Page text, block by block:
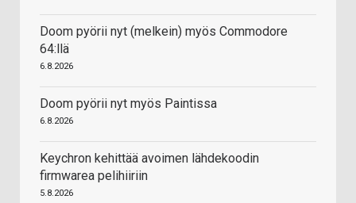
Doom pyörii nyt (melkein) myös Commodore
64:llä
6.8.2026
Doom pyörii nyt myös Paintissa
6.8.2026
Keychron kehittää avoimen lähdekoodin
firmwarea pelihiiriin
5.8.2026